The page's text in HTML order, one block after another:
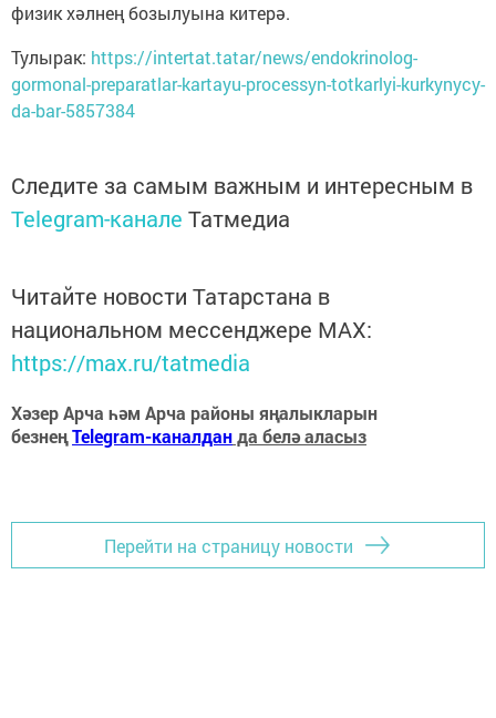
физик хәлнең бозылуына китерә.
Тулырак: https://intertat.tatar/news/endokrinolog-
gormonal-preparatlar-kartayu-processyn-totkarlyi-kurkynycy-
da-bar-5857384
Следите за самым важным и интересным в
Telegram-канале Татмедиа
Читайте новости Татарстана в
национальном мессенджере MАХ:
https://max.ru/tatmedia
Хәзер Арча һәм Арча районы яңалыкларын
безнеңTelegram-каналданда белә аласыз
Перейти на страницу новости